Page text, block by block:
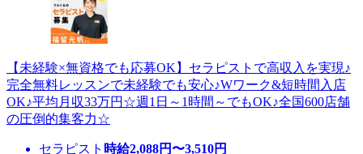
【未経験×無資格でも応募OK】セラピストで高収入を実現♪
完全無料レッスンで未経験でも安心♪Wワーク&短時間入店
OK♪平均月収33万円☆週1日～1時間～でもOK♪全国600店舗
の圧倒的集客力☆
セラピスト 時給2,088円〜3,510円